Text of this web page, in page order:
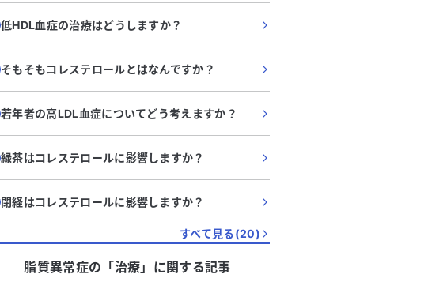
低HDL血症の治療はどうしますか？
そもそもコレステロールとはなんですか？
若年者の高LDL血症についてどう考えますか？
緑茶はコレステロールに影響しますか？
閉経はコレステロールに影響しますか？
すべて見る(20)
脂質異常症の「治療」に関する記事